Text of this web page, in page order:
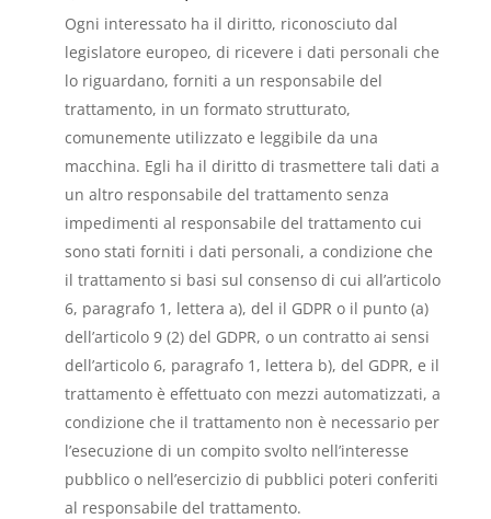
Ogni interessato ha il diritto, riconosciuto dal
legislatore europeo, di ricevere i dati personali che
lo riguardano, forniti a un responsabile del
trattamento, in un formato strutturato,
comunemente utilizzato e leggibile da una
macchina. Egli ha il diritto di trasmettere tali dati a
un altro responsabile del trattamento senza
impedimenti al responsabile del trattamento cui
sono stati forniti i dati personali, a condizione che
il trattamento si basi sul consenso di cui all’articolo
6, paragrafo 1, lettera a), del il GDPR o il punto (a)
dell’articolo 9 (2) del GDPR, o un contratto ai sensi
dell’articolo 6, paragrafo 1, lettera b), del GDPR, e il
trattamento è effettuato con mezzi automatizzati, a
condizione che il trattamento non è necessario per
l’esecuzione di un compito svolto nell’interesse
pubblico o nell’esercizio di pubblici poteri conferiti
al responsabile del trattamento.